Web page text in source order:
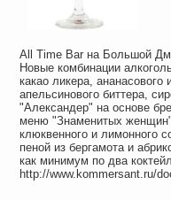
All Time Bar на Большой
Новые комбинации
какао ликера,
апельсинового биттера,
"Александер" на основе
меню "Знаменитых женщин"
клюквенного и лимонного
пеной из бергамота и
как минимум по два
http://www.kommersant.ru/